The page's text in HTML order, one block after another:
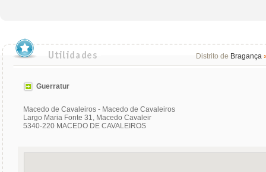
Distrito de Bragança
Guerratur
Macedo de Cavaleiros - Macedo de Cavaleiros
Largo Maria Fonte 31, Macedo Cavaleir
5340-220 MACEDO DE CAVALEIROS